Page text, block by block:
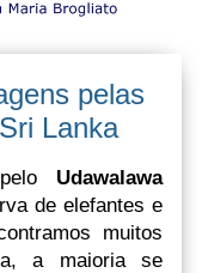
pelas
Lanka
Udawalawa
de elefantes e
muitos
a maioria se